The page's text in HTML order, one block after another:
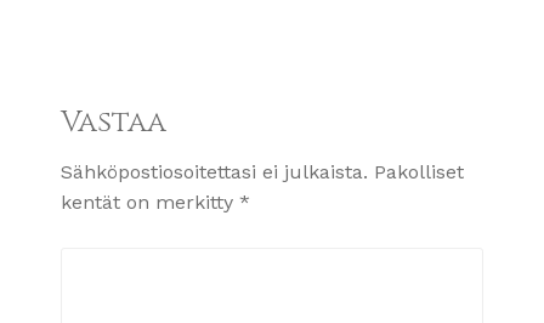
Vastaa
Sähköpostiosoitettasi ei julkaista. Pakolliset
kentät on merkitty *